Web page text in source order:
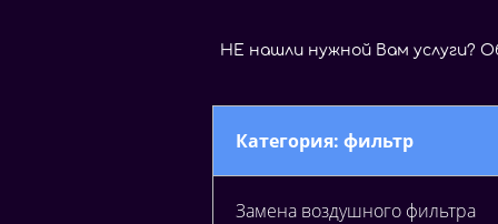
Н Е нашли нужной Вам услуги? О
Категория: фильтр
Замена воздушного фильтра